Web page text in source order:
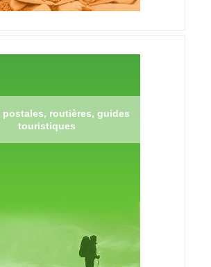
postales, routières, guides
touristiques